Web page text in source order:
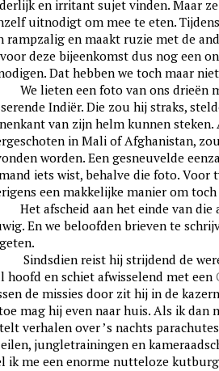
en irritant sujet vinden. Maar
uitnodigt om mee te eten.
rampzalig en maakt ruzie met de
deze bijeenkomst dus nog een
Dat hebben we toch maar
We lieten een foto van ons drieën
Indiër. Die zou hij straks,
van zijn helm kunnen
in Mali of Afghanistan,
worden. Een gesneuvelde
iets wist, behalve die foto. Voor
een makkelijke manier om
Het afscheid aan het einde van
En we beloofden brieven te
reist hij strijdend de
hoofd en schiet afwisselend met een
de missies door zit hij in de
mag hij even naar huis. Als ik dan
verhalen over ’s nachts
jungletrainingen en
ik me een enorme nutteloze